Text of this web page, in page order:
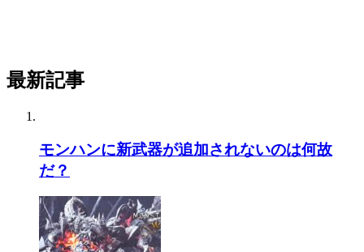
最新記事
モンハンに新武器が追加されないのは何故
だ？